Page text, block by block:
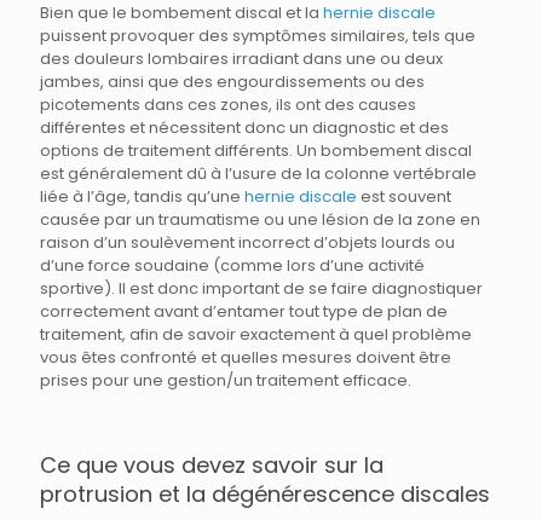
Bien que le bombement discal et la hernie discale
puissent provoquer des symptômes similaires, tels que
des douleurs lombaires irradiant dans une ou deux
jambes, ainsi que des engourdissements ou des
picotements dans ces zones, ils ont des causes
différentes et nécessitent donc un diagnostic et des
options de traitement différents. Un bombement discal
est généralement dû à l’usure de la colonne vertébrale
liée à l’âge, tandis qu’une hernie discale est souvent
causée par un traumatisme ou une lésion de la zone en
raison d’un soulèvement incorrect d’objets lourds ou
d’une force soudaine (comme lors d’une activité
sportive). Il est donc important de se faire diagnostiquer
correctement avant d’entamer tout type de plan de
traitement, afin de savoir exactement à quel problème
vous êtes confronté et quelles mesures doivent être
prises pour une gestion/un traitement efficace.
Ce que vous devez savoir sur la
protrusion et la dégénérescence discales